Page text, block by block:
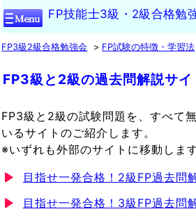
FP技能士3級・2級合格勉
FP3級2級合格勉強会 FP試験の特徴・学習法
FP3級と2級の過去問解説サ
FP3級と2級の試験問題を、すべて
いるサイトのご紹介します。
※いずれも外部のサイトに移動します
目指せ一発合格！2級FP過去問
目指せ一発合格！3級FP過去問